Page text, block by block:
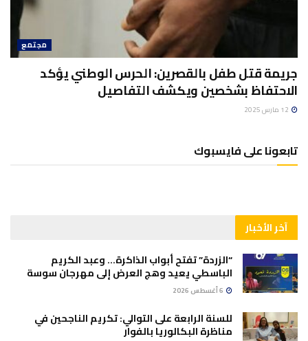
مجتمع
جريمة قتل طفل بالقصرين: الحرس الوطني يؤكد
الاحتفاظ بشخصين ويكشف التفاصيل
تابعونا على فايسبوك
آخر الأخبار
“الزردة” تفتح أبواب الذاكرة… وعبد الكريم
الباسطي يعيد وهج العرض إلى مهرجان سوسة
للسنة الرابعة على التوالي: تكريم الناجحين في
مناظرة البكالوريا بالفوار